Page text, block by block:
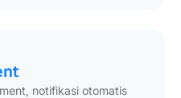
notifikasi otomatis